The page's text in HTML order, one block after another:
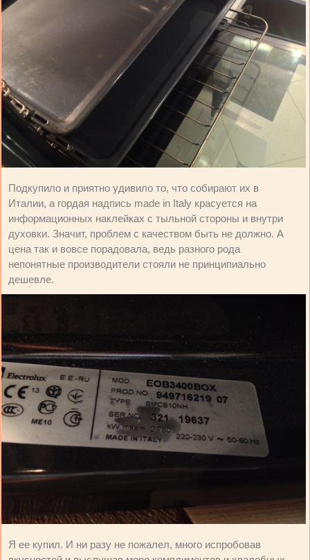
Подкупило и приятно удивило то, что собирают их в
Италии, а гордая надпись made in Italy красуется на
информационных наклейках с тыльной стороны и внутри
духовки. Значит, проблем с качеством быть не должно. А
цена так и вовсе порадовала, ведь разного рода
непонятные производители стояли не принципиально
дешевле.
Я ее купил. И ни разу не пожалел, много испробовав